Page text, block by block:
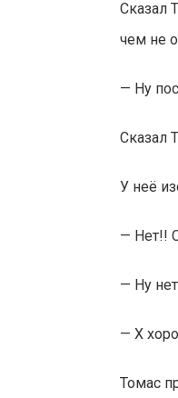
Сказал
чем не
— Ну
Сказал
У неё
— Нет!!
— Ну
— Х
Томас